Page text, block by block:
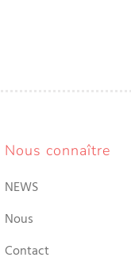
Nous connaître
NEWS
Nous
Contact